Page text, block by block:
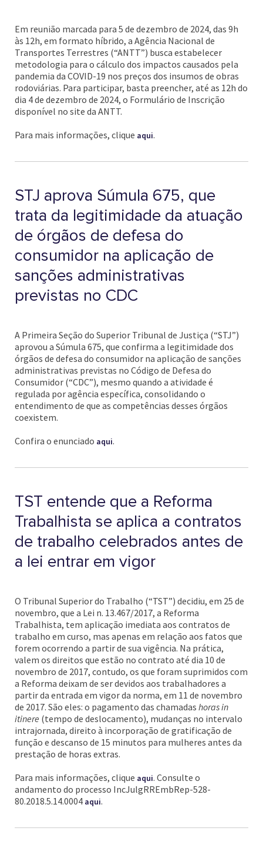
Em reunião marcada para 5 de dezembro de 2024, das 9h
às 12h, em formato híbrido, a Agência Nacional de
Transportes Terrestres (“ANTT”) busca estabelecer
metodologia para o cálculo dos impactos causados pela
pandemia da COVID-19 nos preços dos insumos de obras
rodoviárias. Para participar, basta preencher, até as 12h do
dia 4 de dezembro de 2024, o Formulário de Inscrição
disponível no site da ANTT.
Para mais informações, clique aqui.
STJ aprova Súmula 675, que
trata da legitimidade da atuação
de órgãos de defesa do
consumidor na aplicação de
sanções administrativas
previstas no CDC
A Primeira Seção do Superior Tribunal de Justiça (“STJ”)
aprovou a Súmula 675, que confirma a legitimidade dos
órgãos de defesa do consumidor na aplicação de sanções
administrativas previstas no Código de Defesa do
Consumidor (“CDC”), mesmo quando a atividade é
regulada por agência específica, consolidando o
entendimento de que as competências desses órgãos
coexistem.
Confira o enunciado aqui.
TST entende que a Reforma
Trabalhista se aplica a contratos
de trabalho celebrados antes de
a lei entrar em vigor
O Tribunal Superior do Trabalho (“TST”) decidiu, em 25 de
novembro, que a Lei n. 13.467/2017, a Reforma
Trabalhista, tem aplicação imediata aos contratos de
trabalho em curso, mas apenas em relação aos fatos que
forem ocorrendo a partir de sua vigência. Na prática,
valem os direitos que estão no contrato até dia 10 de
novembro de 2017, contudo, os que foram suprimidos com
a Reforma deixam de ser devidos aos trabalhadores a
partir da entrada em vigor da norma, em 11 de novembro
de 2017. São eles: o pagamento das chamadas horas in
itinere (tempo de deslocamento), mudanças no intervalo
intrajornada, direito à incorporação de gratificação de
função e descanso de 15 minutos para mulheres antes da
prestação de horas extras.
Para mais informações, clique aqui. Consulte o
andamento do processo IncJulgRREmbRep-528-
80.2018.5.14.0004 aqui.